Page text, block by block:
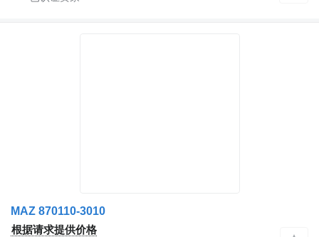
MAZ 870110-3010
根据请求提供价格